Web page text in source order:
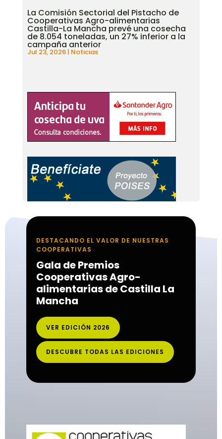
La Comisión Sectorial del Pistacho de
Cooperativas Agro-alimentarias
Castilla-La Mancha prevé una cosecha
de 8.054 toneladas, un 27% inferior a la
campaña anterior
Jul 23, 2026| Noticias
DESTACANDO EL VALOR DE NUESTRAS
COOPERATIVAS
Gala de Premios
Cooperativas Agro-
alimentarias de Castilla La
Mancha
VER EDICIÓN 2026
DESCUBRE TODAS LAS EDICIONES